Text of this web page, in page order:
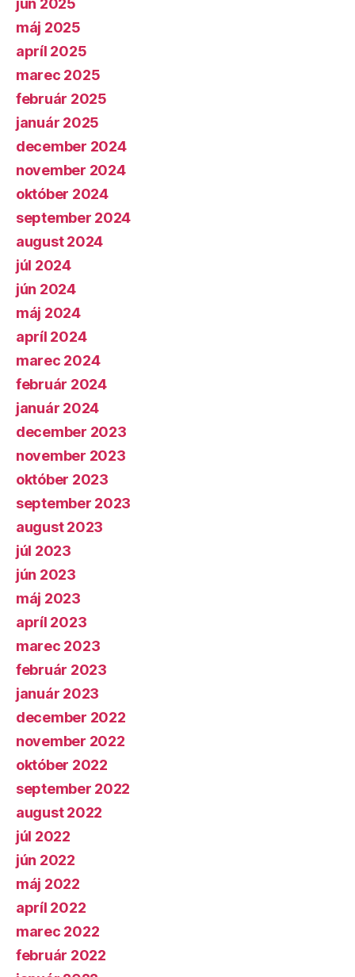
jún 2025
máj 2025
apríl 2025
marec 2025
február 2025
január 2025
december 2024
november 2024
október 2024
september 2024
august 2024
júl 2024
jún 2024
máj 2024
apríl 2024
marec 2024
február 2024
január 2024
december 2023
november 2023
október 2023
september 2023
august 2023
júl 2023
jún 2023
máj 2023
apríl 2023
marec 2023
február 2023
január 2023
december 2022
november 2022
október 2022
september 2022
august 2022
júl 2022
jún 2022
máj 2022
apríl 2022
marec 2022
február 2022